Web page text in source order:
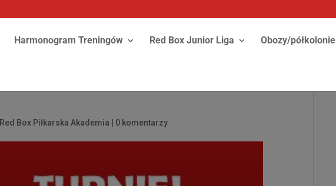
Harmonogram Treningów Red Box Junior Liga Obozy/półkolonie
Red Box Piłkarska Akademia 0 komentarzy